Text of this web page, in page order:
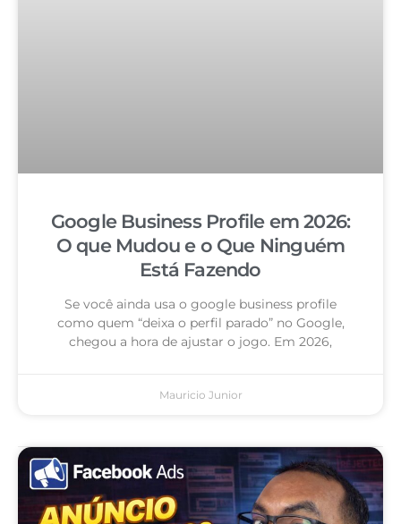
Google Business Profile em 2026:
O que Mudou e o Que Ninguém
Está Fazendo
Se você ainda usa o google business profile
como quem “deixa o perfil parado” no Google,
chegou a hora de ajustar o jogo. Em 2026,
Mauricio Junior